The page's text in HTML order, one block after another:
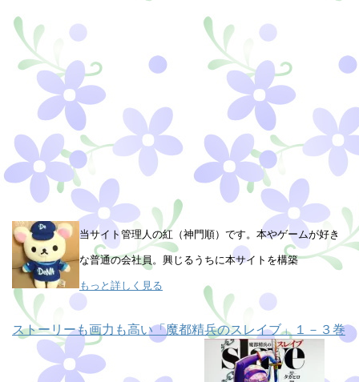
当サイト管理人の紅（神門順）です。本やゲームが好き
な普通の会社員。興じるうちに本サイトを構築
もっと詳しく見る
ストーリーも画力も高い「魔都精兵のスレイブ」１－３巻